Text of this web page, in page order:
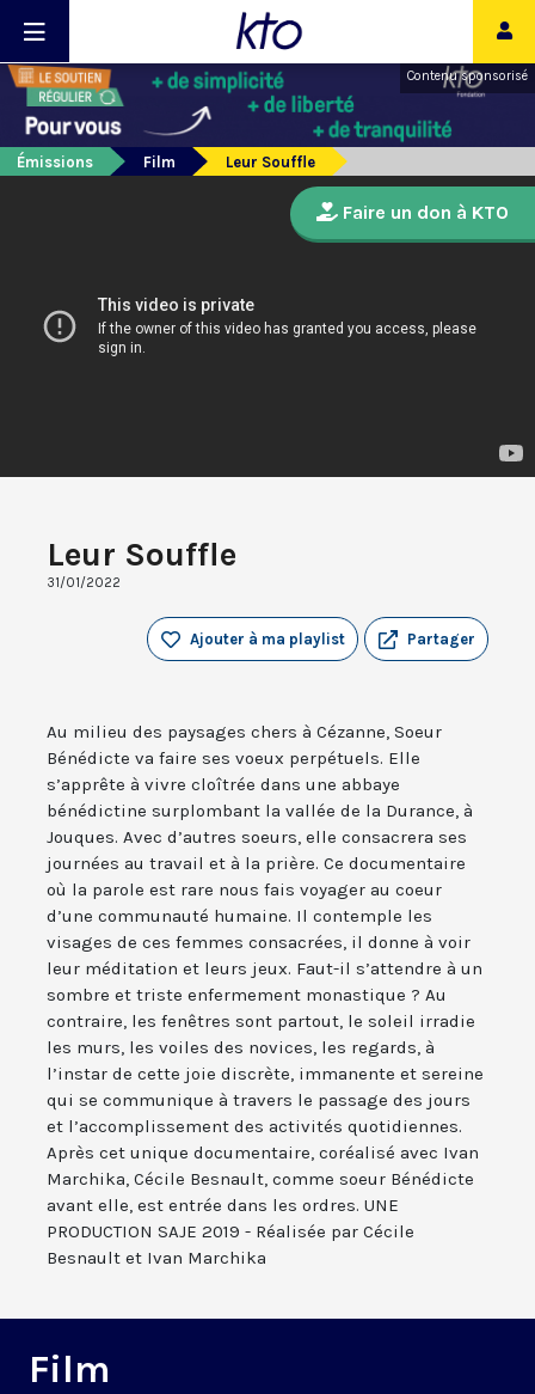
Contenu sponsorisé
Émissions Film Leur Souffle
Leur Souffle
31/01/2022
Partager
Ajouter à ma playlist
Au milieu des paysages chers à Cézanne, Soeur
Bénédicte va faire ses voeux perpétuels. Elle
s’apprête à vivre cloîtrée dans une abbaye
bénédictine surplombant la vallée de la Durance, à
Jouques. Avec d’autres soeurs, elle consacrera ses
journées au travail et à la prière. Ce documentaire
où la parole est rare nous fais voyager au coeur
d’une communauté humaine. Il contemple les
visages de ces femmes consacrées, il donne à voir
leur méditation et leurs jeux. Faut-il s’attendre à un
sombre et triste enfermement monastique ? Au
contraire, les fenêtres sont partout, le soleil irradie
les murs, les voiles des novices, les regards, à
l’instar de cette joie discrète, immanente et sereine
qui se communique à travers le passage des jours
et l’accomplissement des activités quotidiennes.
Après cet unique documentaire, coréalisé avec Ivan
Marchika, Cécile Besnault, comme soeur Bénédicte
avant elle, est entrée dans les ordres. UNE
PRODUCTION SAJE 2019 - Réalisée par Cécile
Besnault et Ivan Marchika
Film
Faire un don à KTO